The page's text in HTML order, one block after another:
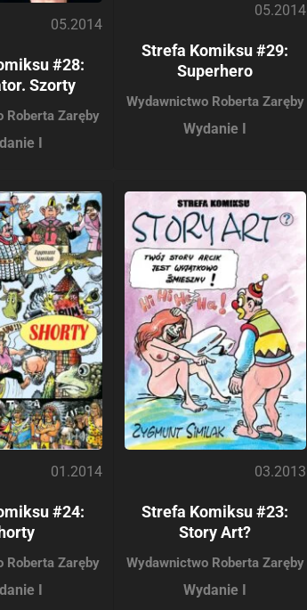
05.2014
#28:
Szorty
Roberta Zaręby
I
05.2014
Strefa Komiksu #29:
Superhero
Wydawnictwo Roberta Zaręby
Wydanie I
01.2014
#24:
Roberta Zaręby
I
03.2013
Strefa Komiksu #23:
Story Art?
Wydawnictwo Roberta Zaręby
Wydanie I